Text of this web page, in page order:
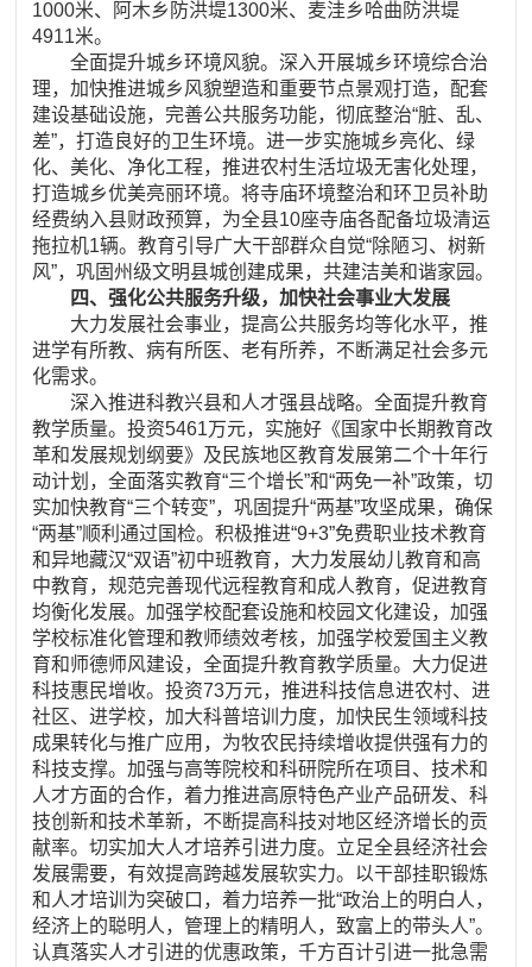
1000米、阿木乡防洪堤1300米、麦洼乡哈曲防洪堤
4911米。
全面提升城乡环境风貌。深入开展城乡环境综合治
理，加快推进城乡风貌塑造和重要节点景观打造，配套
建设基础设施，完善公共服务功能，彻底整治“脏、乱、
差”，打造良好的卫生环境。进一步实施城乡亮化、绿
化、美化、净化工程，推进农村生活垃圾无害化处理，
打造城乡优美亮丽环境。将寺庙环境整治和环卫员补助
经费纳入县财政预算，为全县10座寺庙各配备垃圾清运
拖拉机1辆。教育引导广大干部群众自觉“除陋习、树新
风”，巩固州级文明县城创建成果，共建洁美和谐家园。
四、强化公共服务升级，加快社会事业大发展
大力发展社会事业，提高公共服务均等化水平，推
进学有所教、病有所医、老有所养，不断满足社会多元
化需求。
深入推进科教兴县和人才强县战略。全面提升教育
教学质量。投资5461万元，实施好《国家中长期教育改
革和发展规划纲要》及民族地区教育发展第二个十年行
动计划，全面落实教育“三个增长”和“两免一补”政策，切
实加快教育“三个转变”，巩固提升“两基”攻坚成果，确保
“两基”顺利通过国检。积极推进“9+3”免费职业技术教育
和异地藏汉“双语”初中班教育，大力发展幼儿教育和高
中教育，规范完善现代远程教育和成人教育，促进教育
均衡化发展。加强学校配套设施和校园文化建设，加强
学校标准化管理和教师绩效考核，加强学校爱国主义教
育和师德师风建设，全面提升教育教学质量。大力促进
科技惠民增收。投资73万元，推进科技信息进农村、进
社区、进学校，加大科普培训力度，加快民生领域科技
成果转化与推广应用，为牧农民持续增收提供强有力的
科技支撑。加强与高等院校和科研院所在项目、技术和
人才方面的合作，着力推进高原特色产业产品研发、科
技创新和技术革新，不断提高科技对地区经济增长的贡
献率。切实加大人才培养引进力度。立足全县经济社会
发展需要，有效提高跨越发展软实力。以干部挂职锻炼
和人才培训为突破口，着力培养一批“政治上的明白人，
经济上的聪明人，管理上的精明人，致富上的带头人”。
认真落实人才引进的优惠政策，千方百计引进一批急需